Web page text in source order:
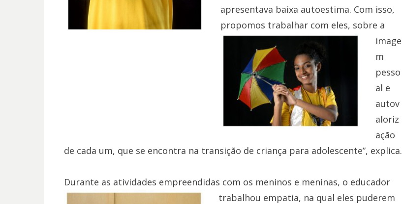
apresentava baixa autoestima. Com isso,
propomos trabalhar com eles, sobre a
image
m
pesso
al e
autov
aloriz
ação
de cada um, que se encontra na transição de criança para adolescente”, explica.
Durante as atividades empreendidas com os meninos e meninas, o educador
trabalhou empatia, na qual eles puderem